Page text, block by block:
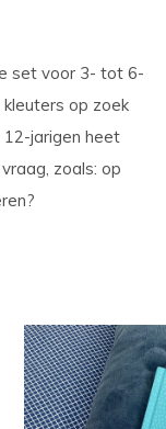
set voor 3- tot 6-
kleuters op zoek
jarigen heet
zoals: op